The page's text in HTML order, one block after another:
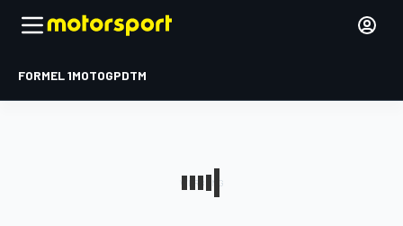
FORMEL 1MOTOGPDTM